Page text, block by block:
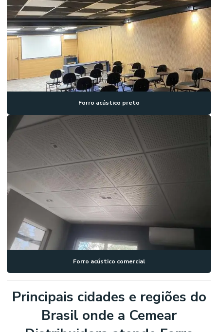
Forro acústico preto
Forro acústico comercial
Principais cidades e regiões do
Brasil onde a Cemear